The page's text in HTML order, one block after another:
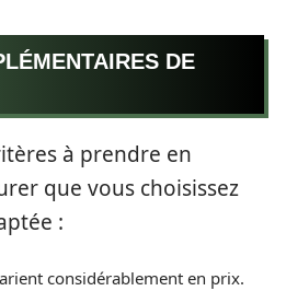
DE
à prendre en
que vous choisissez
:
considérablement en prix.